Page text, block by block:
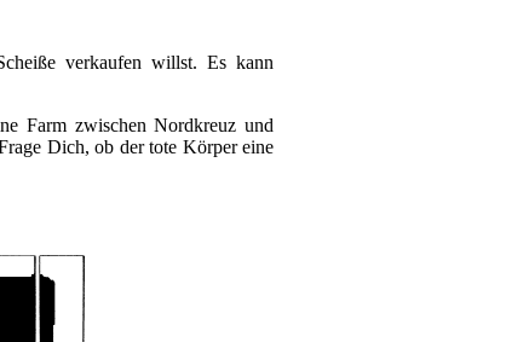
verkaufen willst. Es kann
Farm zwischen Nordkreuz und
Dich, ob der tote Körper eine